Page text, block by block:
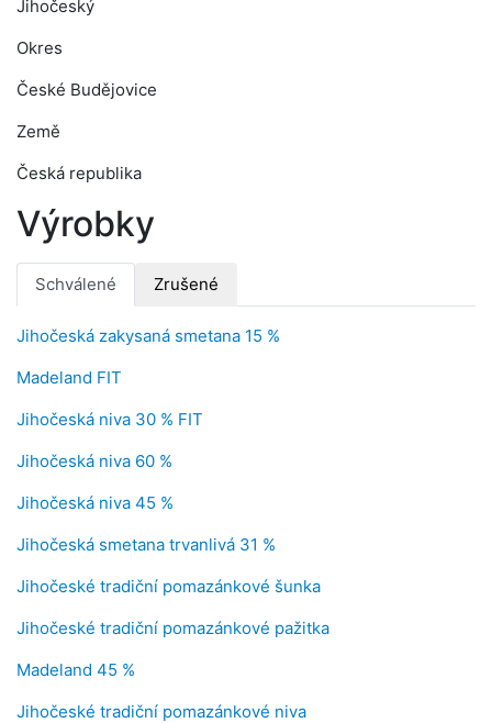
Jihočeský
Okres
České Budějovice
Země
Česká republika
Výrobky
Schválené Zrušené
Jihočeská zakysaná smetana 15 %
Madeland FIT
Jihočeská niva 30 % FIT
Jihočeská niva 60 %
Jihočeská niva 45 %
Jihočeská smetana trvanlivá 31 %
Jihočeské tradiční pomazánkové šunka
Jihočeské tradiční pomazánkové pažitka
Madeland 45 %
Jihočeské tradiční pomazánkové niva